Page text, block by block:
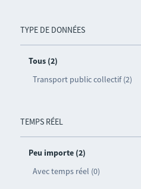
TYPE DE DONNÉES
Tous (2)
Transport public collectif (2)
TEMPS RÉEL
Peu importe (2)
Avec temps réel (0)